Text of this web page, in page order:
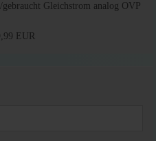
Gleichstrom analog OVP
EUR